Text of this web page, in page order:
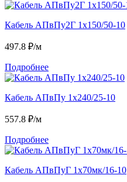
Кабель АПвПу2Г 1х150/50-10
497.8 ₽/м
Подробнее
Кабель АПвПу 1х240/25-10
557.8 ₽/м
Подробнее
Кабель АПвПуГ 1х70мк/16-10